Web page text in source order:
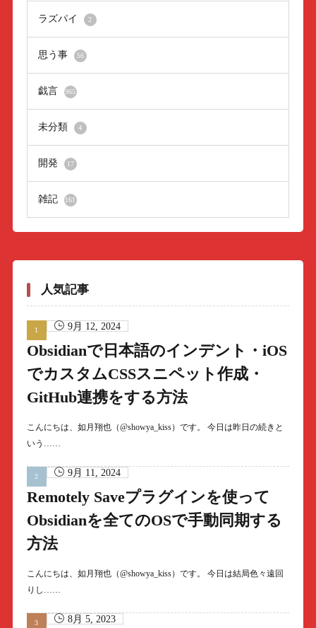
ラズパイ 2
思う事 56
戯言 965
未分類 4
開発 17
雑記 161
人気記事
9月 12, 2024
Obsidianで日本語のインデント・iOS
でカスタムCSSスニペット作成・
GitHub連携をする方法
こんにちは、如月翔也（@showya_kiss）です。 今日は昨日の続きと
いう……
9月 11, 2024
Remotely Saveプラグインを使って
Obsidianを全てのOSで手動同期する
方法
こんにちは、如月翔也（@showya_kiss）です。 今日は結局色々遠回
りし……
8月 5, 2023